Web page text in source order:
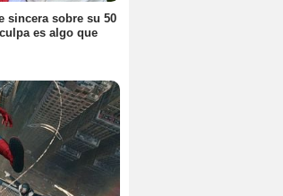
sincera sobre su 50
es algo que